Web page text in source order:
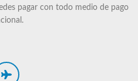
pagar con todo medio de pago